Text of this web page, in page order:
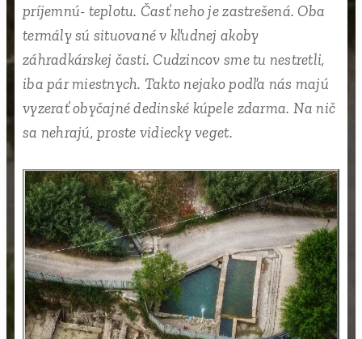
príjemnú- teplotu. Časť neho je zastrešená. Oba
termály sú situované v kľudnej akoby
záhradkárskej časti. Cudzincov sme tu nestretli,
iba pár miestnych. Takto nejako podľa nás majú
vyzerať obyčajné dedinské kúpele zdarma. Na nič
sa nehrajú, proste vidiecky veget.